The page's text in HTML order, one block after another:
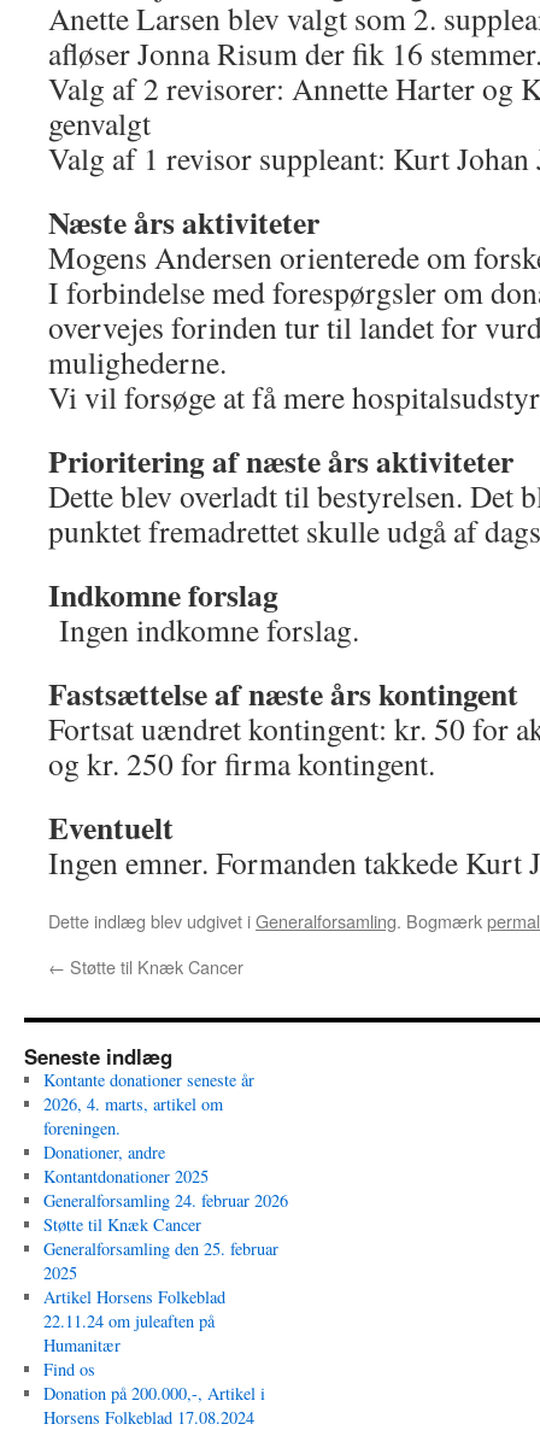
Anette Larsen blev valgt som 2.
afløser Jonna Risum der fik 16
Valg af 2 revisorer: Annette Harter og
genvalgt
Valg af 1 revisor suppleant: Kurt Johan
Næste års aktiviteter
Mogens Andersen orienterede om
I forbindelse med forespørgsler om
overvejes forinden tur til landet for
mulighederne.
Vi vil forsøge at få mere
Prioritering af næste års aktiviteter
Dette blev overladt til bestyrelsen. Det
punktet fremadrettet skulle udgå af
Indkomne forslag
Ingen indkomne forslag.
Fastsættelse af næste års kontingent
Fortsat uændret kontingent: kr. 50 for
og kr. 250 for firma kontingent.
Eventuelt
Ingen emner. Formanden takkede Kurt
Dette indlæg blev udgivet iGeneralforsamling. Bogmærk
← Støtte til Knæk Cancer
Seneste indlæg
Kontante donationer seneste år
2026, 4. marts, artikel om
foreningen.
Donationer, andre
Kontantdonationer 2025
Generalforsamling 24. februar 2026
Støtte til Knæk Cancer
Generalforsamling den 25. februar
2025
Artikel Horsens Folkeblad
22.11.24 om juleaften på
Humanitær
Find os
Donation på 200.000,-, Artikel i
Horsens Folkeblad 17.08.2024